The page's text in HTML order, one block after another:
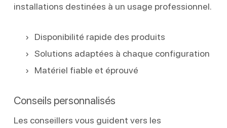
installations destinées à un usage professionnel.
Disponibilité rapide des produits
Solutions adaptées à chaque configuration
Matériel fiable et éprouvé
Conseils personnalisés
Les conseillers vous guident vers les